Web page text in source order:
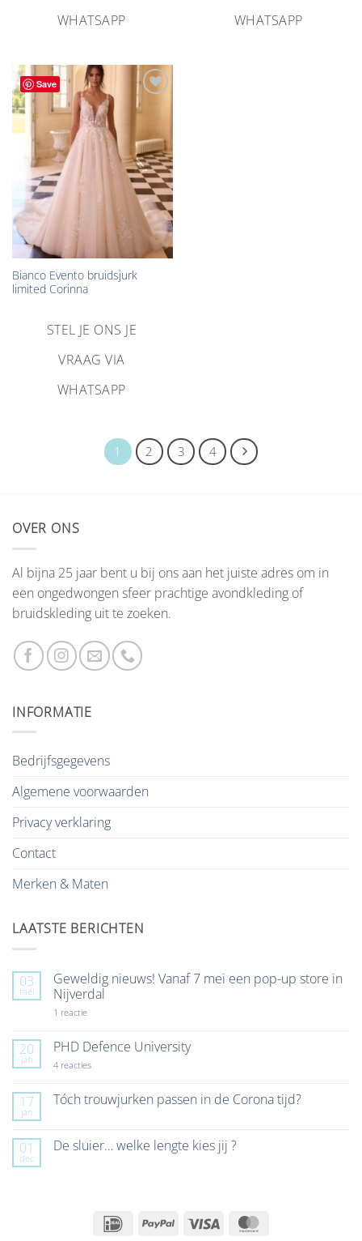
WHATSAPP
WHATSAPP
Save
Aan
verlanglijst
Bianco Evento bruidsjurk
limited Corinna
STEL JE ONS JE
VRAAG VIA
WHATSAPP
1 2 3 4
OVER ONS
Al bijna 25 jaar bent u bij ons aan het juiste adres om in
een ongedwongen sfeer prachtige avondkleding of
bruidskleding uit te zoeken.
INFORMATIE
Bedrijfsgegevens
Algemene voorwaarden
Privacy verklaring
Contact
Merken & Maten
LAATSTE BERICHTEN
03
mei
Geweldig nieuws! Vanaf 7 mei een pop-up store in
Nijverdal
1 reactieop
Vanaf
7
mei
up
store
20
jan
PHD Defence University
4 reactiesop
University
17
jan
Tóch trouwjurken passen in de Corona tijd?
Tóch
01
dec
De sluier… welke lengte kies jij ?
IDeal PayPal Visa